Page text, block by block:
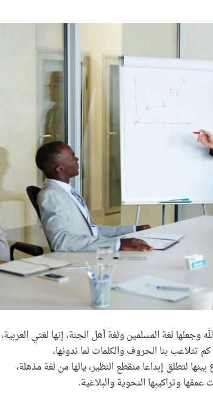
لغة المسلمين ولغة أهل الجنة، إنها لغتي العربية،
كم تتلاعب بنا الحروف والكلمات لما ندونها،
لتطلق إبداعا منقطع النظير، يالها من لغة مذهلة،
وتراكيبها النحوية والبلاغية.